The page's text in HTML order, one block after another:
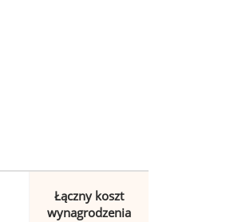
Łączny koszt
wynagrodzenia